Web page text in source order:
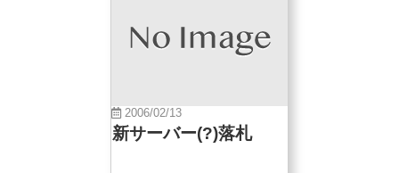
2006/02/13
新サーバー(?)落札